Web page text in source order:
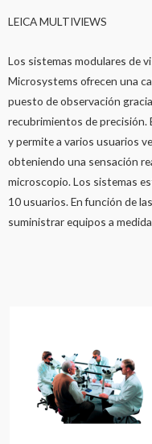
LEICA MULTIVIEWS
Los sistemas modulares de
Microsystems ofrecen una
puesto de observación
recubrimientos de precisión.
y permite a varios usuarios
obteniendo una sensación
microscopio. Los sistemas
10 usuarios. En función de
suministrar equipos a